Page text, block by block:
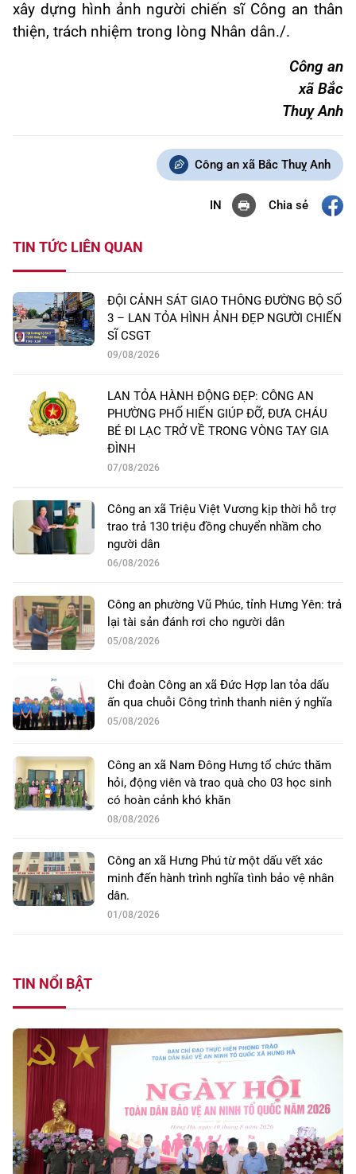
xây dựng hình ảnh người chiến sĩ Công an thân
thiện, trách nhiệm trong lòng Nhân dân./.
Công an
xã Bắc
Thuỵ Anh
Công an xã Bắc Thuỵ Anh
IN Chia sẻ
TIN TỨC LIÊN QUAN
ĐỘI CẢNH SÁT GIAO THÔNG ĐƯỜNG BỘ SỐ
3 – LAN TỎA HÌNH ẢNH ĐẸP NGƯỜI CHIẾN
SĨ CSGT
09/08/2026
LAN TỎA HÀNH ĐỘNG ĐẸP: CÔNG AN
PHƯỜNG PHỐ HIẾN GIÚP ĐỠ, ĐƯA CHÁU
BÉ ĐI LẠC TRỞ VỀ TRONG VÒNG TAY GIA
ĐÌNH
07/08/2026
Công an xã Triệu Việt Vương kịp thời hỗ trợ
trao trả 130 triệu đồng chuyển nhầm cho
người dân
06/08/2026
Công an phường Vũ Phúc, tỉnh Hưng Yên: trả
lại tài sản đánh rơi cho người dân
05/08/2026
Chi đoàn Công an xã Đức Hợp lan tỏa dấu
ấn qua chuỗi Công trình thanh niên ý nghĩa
05/08/2026
Công an xã Nam Đông Hưng tổ chức thăm
hỏi, động viên và trao quà cho 03 học sinh
có hoàn cảnh khó khăn
08/08/2026
Công an xã Hưng Phú từ một dấu vết xác
minh đến hành trình nghĩa tình bảo vệ nhân
dân.
01/08/2026
TIN NỔI BẬT